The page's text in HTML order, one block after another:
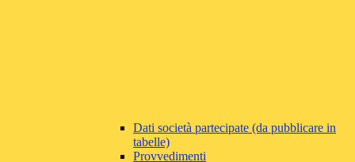
Dati società partecipate (da pubblicare in
tabelle)
Provvedimenti